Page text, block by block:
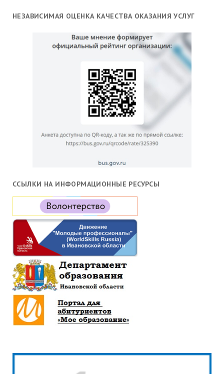
НЕЗАВИСИМАЯ ОЦЕНКА КАЧЕСТВА ОКАЗАНИЯ УСЛУГ
ССЫЛКИ НА ИНФОРМАЦИОННЫЕ РЕСУРСЫ